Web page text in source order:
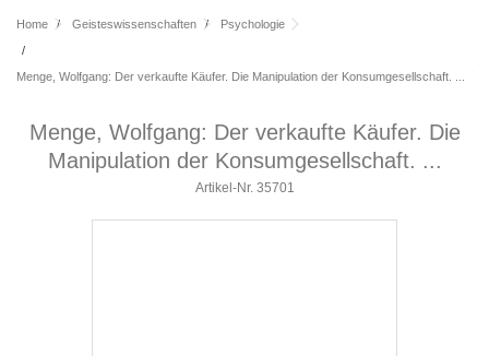
Home Geisteswissenschaften Psychologie
Menge, Wolfgang: Der verkaufte Käufer. Die Manipulation der Konsumgesellschaft. ...
Menge, Wolfgang: Der verkaufte Käufer. Die
Manipulation der Konsumgesellschaft. ...
Artikel-Nr. 35701